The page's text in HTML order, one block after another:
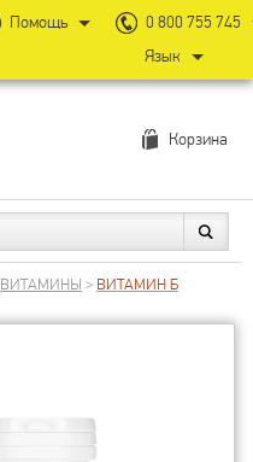
Корзина
ВИТАМИНЫ > ВИТАМИН Б
Помощь
0 800 755 745
Язык